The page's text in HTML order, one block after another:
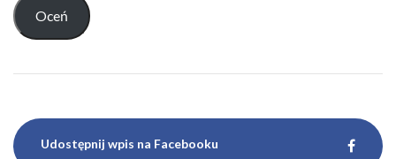
Udostępnij wpis na Facebooku